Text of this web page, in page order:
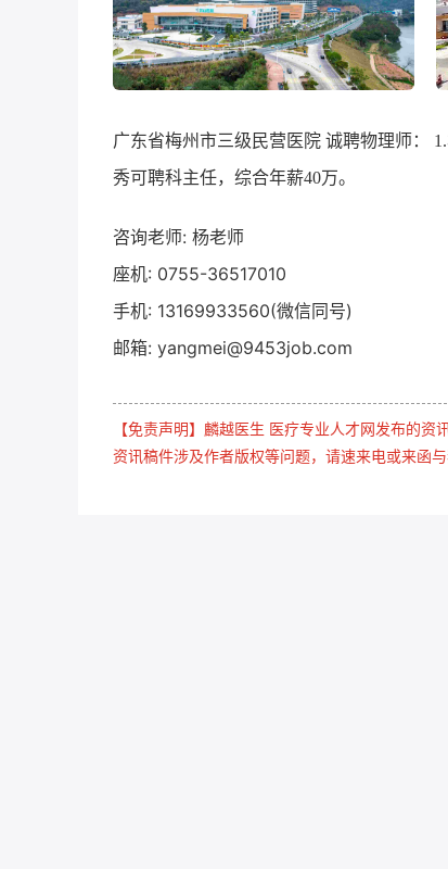
广东省梅州市三级民营医院 诚聘物理师：
秀可聘科主任，综合年薪40万。
咨询老师: 杨老师
座机: 0755-36517010
手机: 13169933560(微信同号)
邮箱: yangmei@9453job.com
【免责声明】麟越医生 医疗专业人才网发布的
资讯稿件涉及作者版权等问题，请速来电或来函